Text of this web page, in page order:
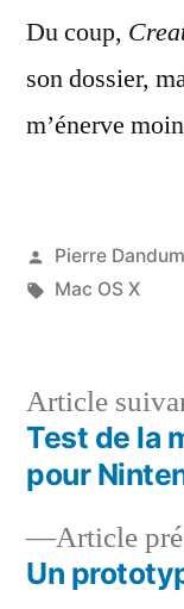
Du coup,
son dossier,
m’énerve
Publié
par
Pierre
Étiquettes :
Mac OS X
l’article
Article
Un
Article
Test de la
pour